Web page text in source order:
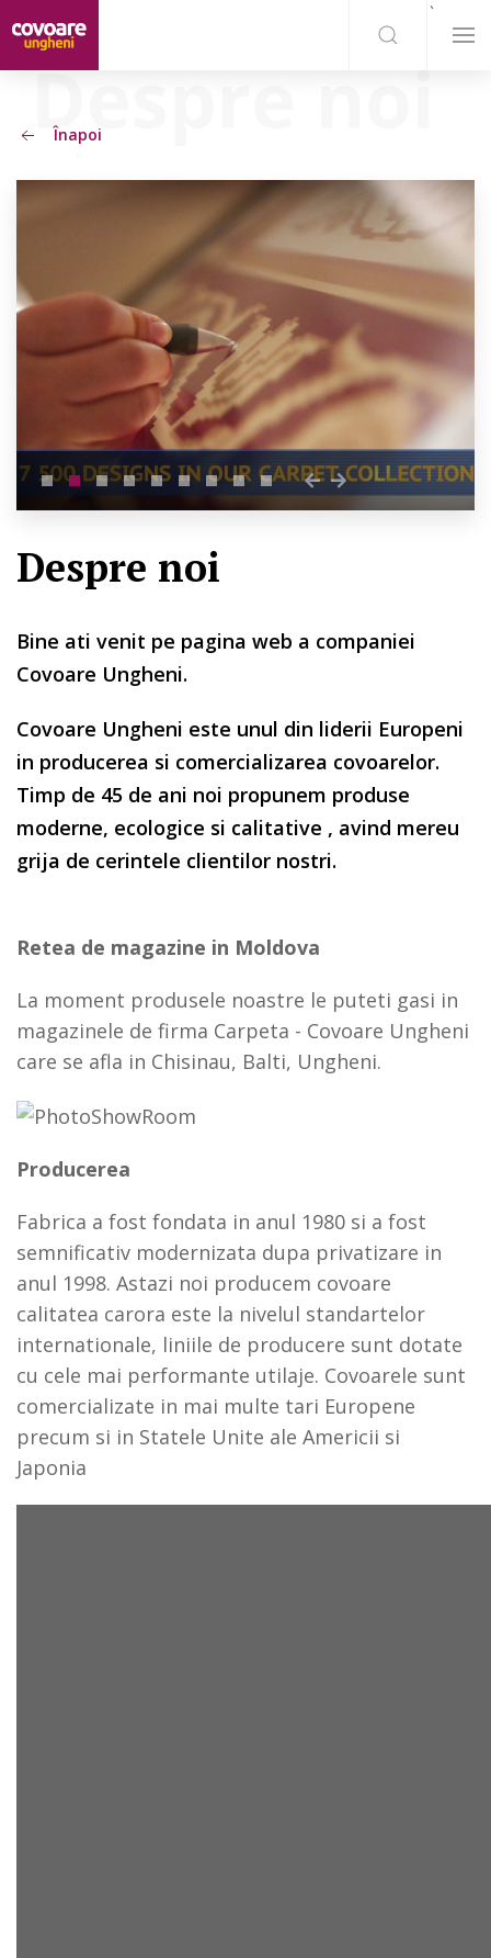
`
Înapoi
Despre noi
Bine ati venit pe pagina web a companiei
Covoare Ungheni.
Covoare Ungheni este unul din liderii Europeni
in producerea si comercializarea covoarelor.
Timp de 45 de ani noi propunem produse
moderne, ecologice si calitative , avind mereu
grija de cerintele clientilor nostri.
Retea de magazine in Moldova
La moment produsele noastre le puteti gasi in
magazinele de firma Carpeta - Covoare Ungheni
care se afla in Chisinau, Balti, Ungheni.
Producerea
Fabrica a fost fondata in anul 1980 si a fost
semnificativ modernizata dupa privatizare in
anul 1998. Astazi noi producem covoare
calitatea carora este la nivelul standartelor
internationale, liniile de producere sunt dotate
cu cele mai performante utilaje. Covoarele sunt
comercializate in mai multe tari Europene
precum si in Statele Unite ale Americii si
Japonia